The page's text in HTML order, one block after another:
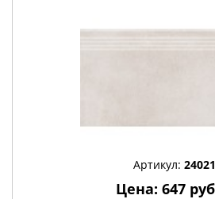
Артикул:
Цена: 647